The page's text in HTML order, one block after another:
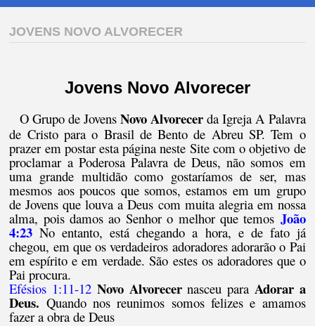
JOVENS NOVO ALVORECER
Jovens Novo Alvorecer
O Grupo de JovensNovo Alvorecer da Igreja A Palavra
de Cristo para o Brasil de Bento de Abreu SP. Tem o
prazer em postar esta página neste Site com o objetivo de
proclamar a Poderosa Palavra de Deus, não somos em
uma grande multidão como gostaríamos de ser, mas
mesmos aos poucos que somos, estamos em um grupo
de Jovens que louva a Deus com muita alegria em nossa
alma, pois damos ao Senhor o melhor que temos João
4:23 No entanto, está chegando a hora, e de fato já
chegou, em que os verdadeiros adoradores adorarão o Pai
em espírito e em verdade. São estes os adoradores que o
Pai procura.
Efésios 1:11-12 Novo Alvorecernasceu para Adorar a
Deus. Quando nos reunimos somos felizes e amamos
fazer a obra de Deus